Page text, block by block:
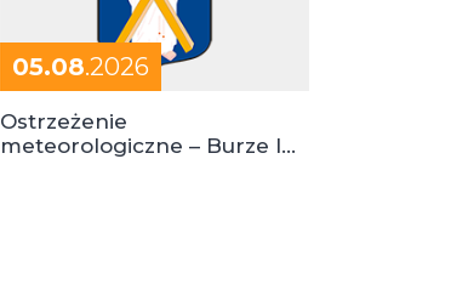
05.08.2026
Ostrzeżenie
meteorologiczne – Burze I